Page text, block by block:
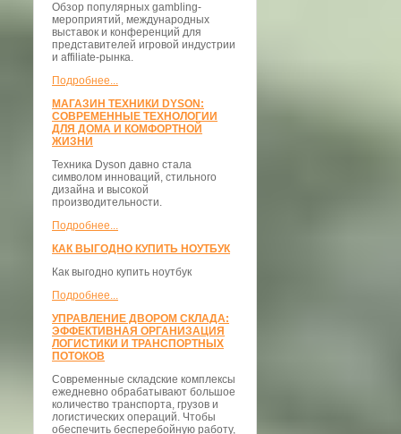
Обзор популярных gambling-
мероприятий, международных
выставок и конференций для
представителей игровой индустрии
и affiliate-рынка.
Подробнее...
МАГАЗИН ТЕХНИКИ DYSON:
СОВРЕМЕННЫЕ ТЕХНОЛОГИИ
ДЛЯ ДОМА И КОМФОРТНОЙ
ЖИЗНИ
Техника Dyson давно стала
символом инноваций, стильного
дизайна и высокой
производительности.
Подробнее...
КАК ВЫГОДНО КУПИТЬ НОУТБУК
Как выгодно купить ноутбук
Подробнее...
УПРАВЛЕНИЕ ДВОРОМ СКЛАДА:
ЭФФЕКТИВНАЯ ОРГАНИЗАЦИЯ
ЛОГИСТИКИ И ТРАНСПОРТНЫХ
ПОТОКОВ
Современные складские комплексы
ежедневно обрабатывают большое
количество транспорта, грузов и
логистических операций. Чтобы
обеспечить бесперебойную работу,